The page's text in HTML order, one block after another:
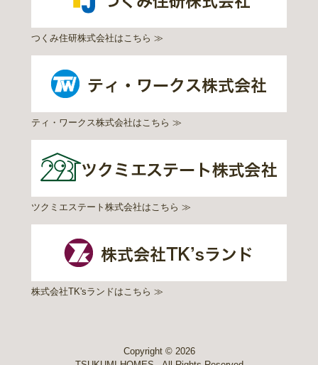
つくみ住研株式会社はこちら ≫
ティ・ワークス株式会社はこちら ≫
ツクミエステート株式会社はこちら ≫
株式会社TK'sランドはこちら ≫
Copyright © 2026